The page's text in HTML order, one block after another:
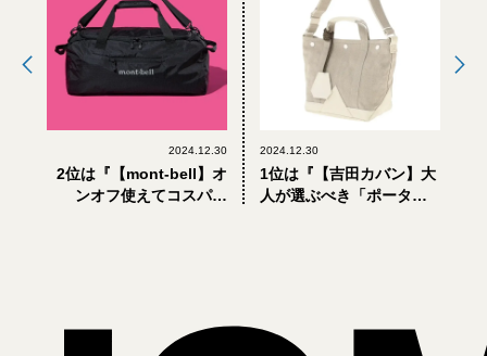
2024.12.30
2位は『【mont-bell】オ
ンオフ使えてコスパ抜
2024.12.30
1位は『【吉田カバン】大
人が選ぶべき「ポータ